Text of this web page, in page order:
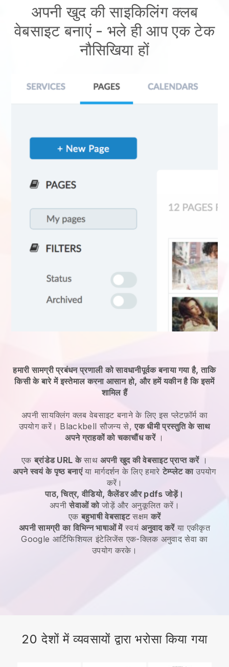
अपनी खुद की साइकिलिंग क्लब
वेबसाइट बनाएं- भले ही आप एक टेक
नौसिखिया हों
हमारी सामग्री प्रबंधन प्रणाली को सावधानीपूर्वक बनाया गया है, ताकि
किसी के बारे में इस्तेमाल करना आसान हो, और हमें यकीन है कि इसमें
शामिल हैं
अपनी सायक्लिंग क्लब वेबसाइट बनाने के लिए इस प्लेटफ़ॉर्म का
उपयोग करें। Blackbell सौजन्य से,एक धीमी प्रस्तुति के साथ
अपने ग्राहकों को चकाचौंध करें।
एकब्रांडेड URL केसाथअपनी खुद की वेबसाइट प्राप्त करें।
अपने स्वयं के पृष्ठ बनाएंया मार्गदर्शन के लिए हमारेटेम्प्लेट काउपयोग
करें।
पाठ, चित्र, वीडियो, कैलेंडर और pdfs जोड़ें।
अपनीसेवाओं कोजोड़ें और अनुकूलित करें।
एकबहुभाषी वेबसाइटसक्षमकरें
अपनी सामग्री का विभिन्न भाषाओं मेंस्वयंअनुवाद करेंया एकीकृत
Google आर्टिफिशियल इंटेलिजेंस एक-क्लिक अनुवाद सेवा का
उपयोग करके।
20 देशों में व्यवसायों द्वारा भरोसा किया गया